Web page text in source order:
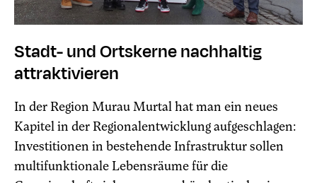
Stadt- und Ortskerne nachhaltig
attraktivieren
In der Region Murau Murtal hat man ein neues
Kapitel in der Regionalentwicklung aufgeschlagen:
Investitionen in bestehende Infrastruktur sollen
multifunktionale Lebensräume für die